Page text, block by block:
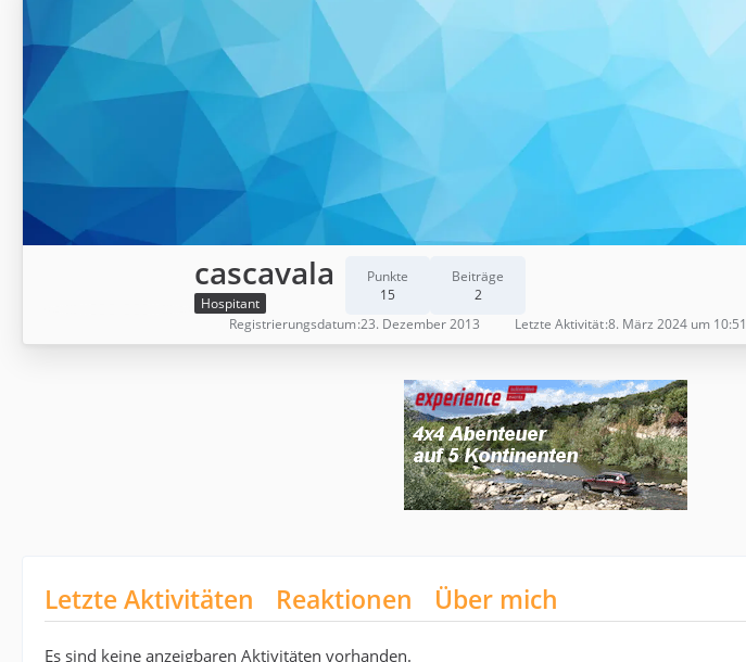
cascavala
Hospitant
Punkte
15
Beiträge
2
Registrierungsdatum 23. Dezember 2013 Letzte Aktivität 8. März 2024 um 10:51
Letzte Aktivitäten Reaktionen Über mich
Es sind keine anzeigbaren Aktivitäten vorhanden.